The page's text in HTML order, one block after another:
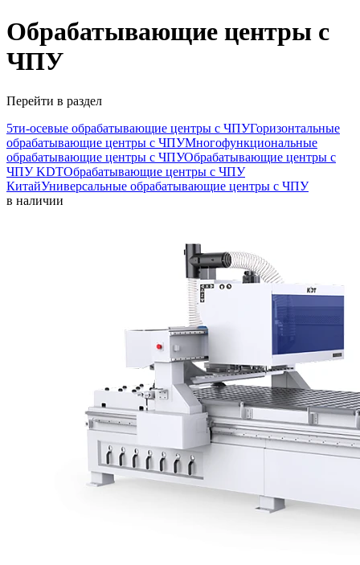
Обрабатывающие центры с
ЧПУ
Перейти в раздел
5ти-осевые обрабатывающие центры с ЧПУГоризонтальные
обрабатывающие центры с ЧПУМногофункциональные
обрабатывающие центры с ЧПУОбрабатывающие центры с
ЧПУ KDTОбрабатывающие центры с ЧПУ
КитайУниверсальные обрабатывающие центры с ЧПУ
в наличии